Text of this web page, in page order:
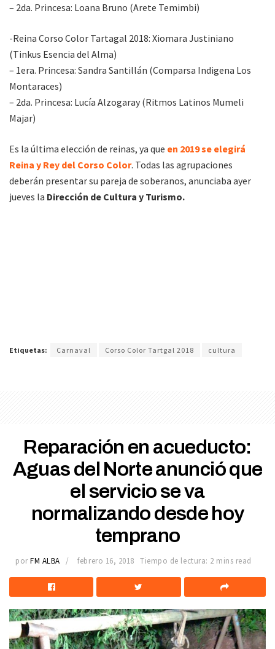
– 2da. Princesa: Loana Bruno (Arete Temimbi)
-Reina Corso Color Tartagal 2018: Xiomara Justiniano
(Tinkus Esencia del Alma)
– 1era. Princesa: Sandra Santillán (Comparsa Indigena Los
Montaraces)
– 2da. Princesa: Lucía Alzogaray (Ritmos Latinos Mumeli
Majar)
Es la última elección de reinas, ya que en 2019 se elegirá
Reina y Rey del Corso Color. Todas las agrupaciones
deberán presentar su pareja de soberanos, anunciaba ayer
jueves la Dirección de Cultura y Turismo.
Etiquetas: Carnaval Corso Color Tartgal 2018 cultura
Reparación en acueducto:
Aguas del Norte anunció que
el servicio se va
normalizando desde hoy
temprano
por FM ALBA febrero 16, 2018 Tiempo de lectura: 2 mins read